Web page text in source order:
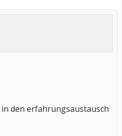
den erfahrungsaustausch